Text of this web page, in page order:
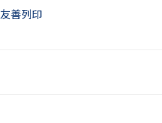
友善列印